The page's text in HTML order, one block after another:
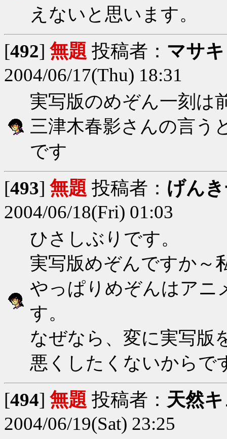
えないと思います。
[492] 無題 投稿者： マサキ
2004/06/17(Thu) 18:31
実写版のめぞん一刻は
三津木春影さんの言う
です
[493] 無題 投稿者： げん
2004/06/18(Fri) 01:03
ひさしぶりです。
実写版めぞんですか～
やっぱりめぞんはアニ
す。
なぜなら、変に実写版
悪くしたくないからで
[494] 無題 投稿者： 天然
2004/06/19(Sat) 23:25